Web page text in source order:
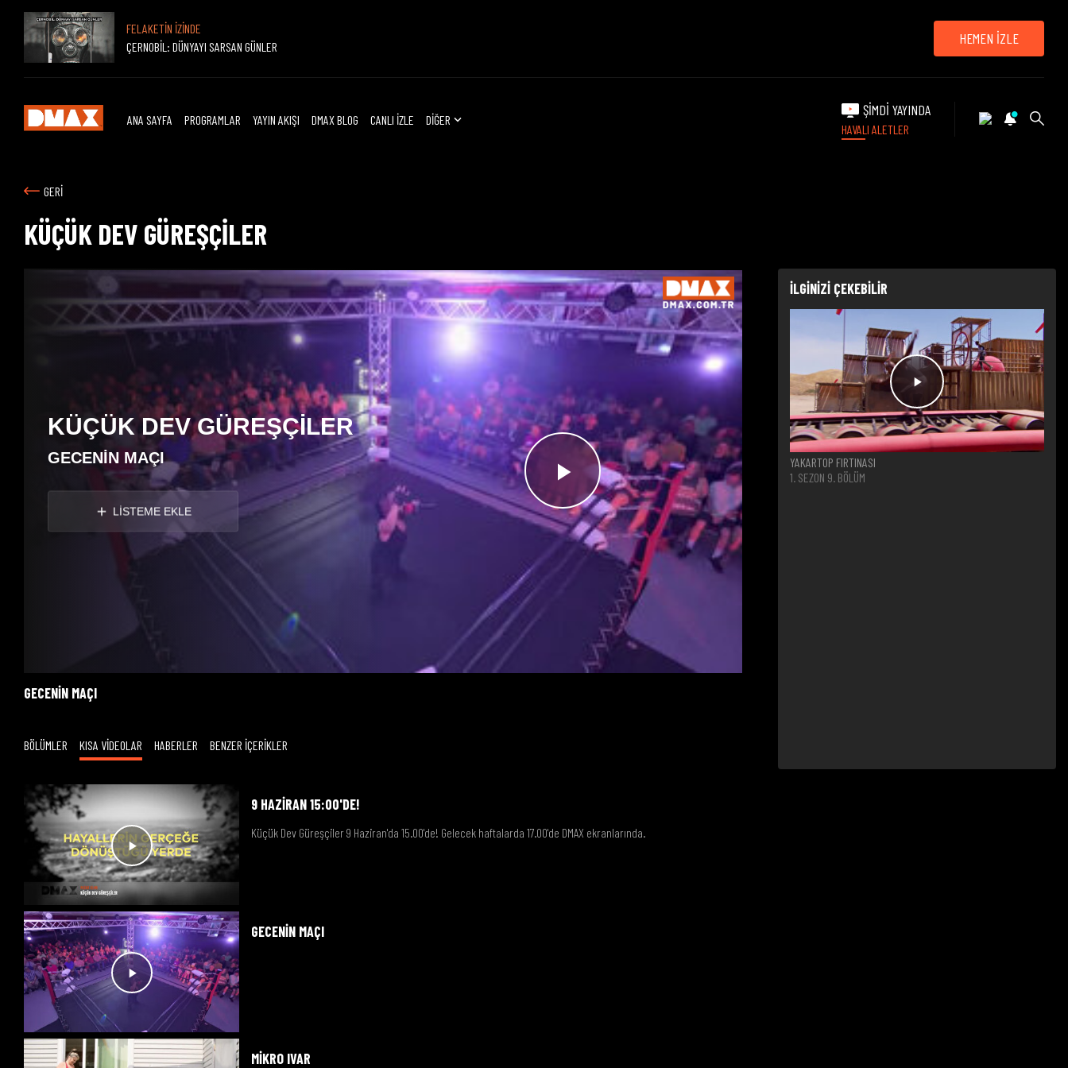
FELAKETİN İZİNDE
ÇERNOBİL: DÜNYAYI SARSAN GÜNLER
HEMEN İZLE
ANA SAYFA PROGRAMLAR YAYIN AKIŞI DMAX BLOG CANLI İZLE DİĞER
ŞİMDİ YAYINDA
HAVALI ALETLER
GERİ
KÜÇÜK DEV GÜREŞÇİLER
Videoyu
Oynat
KÜÇÜK DEV GÜREŞÇİLER
GECENİN MAÇI
LİSTEME EKLE
GECENİN MAÇI
BÖLÜMLER KISA VİDEOLAR HABERLER BENZER İÇERİKLER
9 HAZİRAN 15:00'DE!
Küçük Dev Güreşçiler 9 Haziran'da 15.00'de! Gelecek haftalarda 17.00'de DMAX ekranlarında.
GECENİN MAÇI
MİKRO IVAR
İLGİNİZİ ÇEKEBİLİR
YAKARTOP FIRTINASI
1. SEZON 9. BÖLÜM